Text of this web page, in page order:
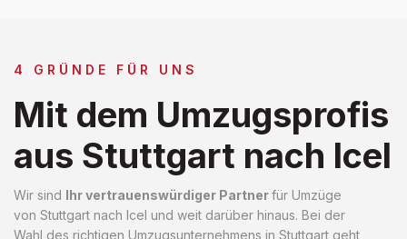
4 GRÜNDE FÜR UNS
Mit dem Umzugsprofis
aus Stuttgart nach Icel
Wir sind Ihr vertrauenswürdiger Partnerfür Umzüge
von Stuttgart nach Icel und weit darüber hinaus. Bei der
Wahl des richtigen Umzugsunternehmens in Stuttgart geht